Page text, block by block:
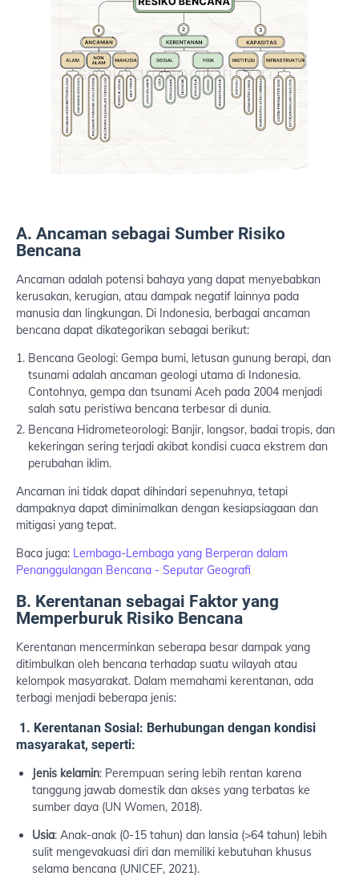
A. Ancaman sebagai Sumber Risiko
Bencana
Ancaman adalah potensi bahaya yang dapat menyebabkan
kerusakan, kerugian, atau dampak negatif lainnya pada
manusia dan lingkungan. Di Indonesia, berbagai ancaman
bencana dapat dikategorikan sebagai berikut:
Bencana Geologi: Gempa bumi, letusan gunung berapi, dan
tsunami adalah ancaman geologi utama di Indonesia.
Contohnya, gempa dan tsunami Aceh pada 2004 menjadi
salah satu peristiwa bencana terbesar di dunia.
Bencana Hidrometeorologi: Banjir, longsor, badai tropis, dan
kekeringan sering terjadi akibat kondisi cuaca ekstrem dan
perubahan iklim.
Ancaman ini tidak dapat dihindari sepenuhnya, tetapi
dampaknya dapat diminimalkan dengan kesiapsiagaan dan
mitigasi yang tepat.
Baca juga: Lembaga-Lembaga yang Berperan dalam
Penanggulangan Bencana - Seputar Geografi
B. Kerentanan sebagai Faktor yang
Memperburuk Risiko Bencana
Kerentanan mencerminkan seberapa besar dampak yang
ditimbulkan oleh bencana terhadap suatu wilayah atau
kelompok masyarakat. Dalam memahami kerentanan, ada
terbagi menjadi beberapa jenis:
1. Kerentanan Sosial: Berhubungan dengan kondisi
masyarakat, seperti:
Jenis kelamin: Perempuan sering lebih rentan karena
tanggung jawab domestik dan akses yang terbatas ke
sumber daya (UN Women, 2018).
Usia: Anak-anak (0-15 tahun) dan lansia (>64 tahun) lebih
sulit mengevakuasi diri dan memiliki kebutuhan khusus
selama bencana (UNICEF, 2021).